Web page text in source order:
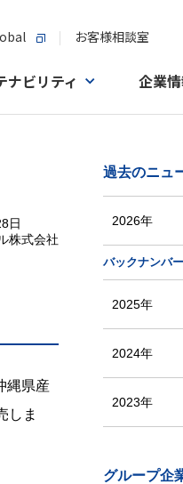
お客様相談室
ナビリティ
企業
日
株式会社
縄県産
しま
過去のニュ
2026年
バックナンバー
2025年
2024年
2023年
グループ企